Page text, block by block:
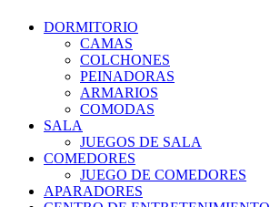
DORMITORIO
CAMAS
COLCHONES
PEINADORAS
ARMARIOS
COMODAS
SALA
JUEGOS DE SALA
COMEDORES
JUEGO DE COMEDORES
APARADORES